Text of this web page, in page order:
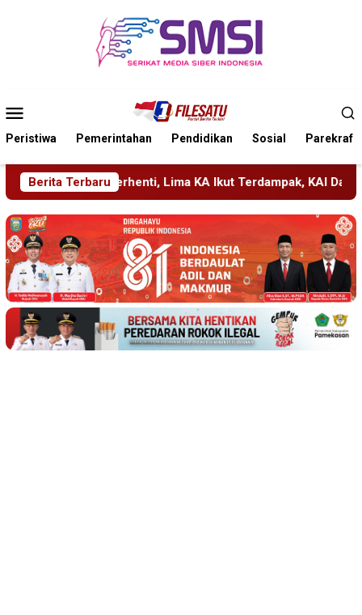
Mobile
Peristiwa Pemerintahan Pendidikan Sosial Parekraf
Berita Terbaru
KA Ikut Terdampak, KAI Daop 7 Gerak Cepat Pulihkan